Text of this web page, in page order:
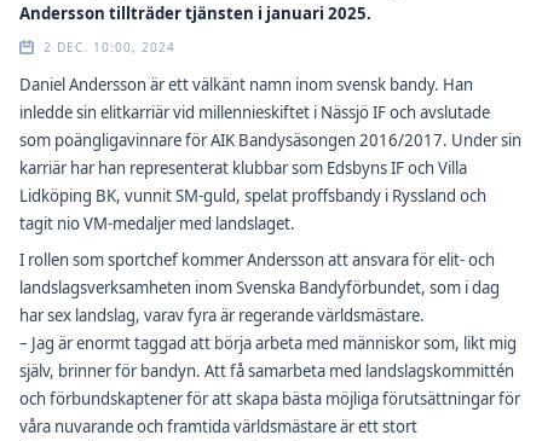
Andersson tillträder tjänsten i januari 2025.
2 DEC. 10:00, 2024
Daniel Andersson är ett välkänt namn inom svensk bandy. Han
inledde sin elitkarriär vid millennieskiftet i Nässjö IF och avslutade
som poängligavinnare för AIK Bandysäsongen 2016/2017. Under sin
karriär har han representerat klubbar som Edsbyns IF och Villa
Lidköping BK, vunnit SM-guld, spelat proffsbandy i Ryssland och
tagit nio VM-medaljer med landslaget.
I rollen som sportchef kommer Andersson att ansvara för elit- och
landslagsverksamheten inom Svenska Bandyförbundet, som i dag
har sex landslag, varav fyra är regerande världsmästare.
– Jag är enormt taggad att börja arbeta med människor som, likt mig
själv, brinner för bandyn. Att få samarbeta med landslagskommittén
och förbundskaptener för att skapa bästa möjliga förutsättningar för
våra nuvarande och framtida världsmästare är ett stort